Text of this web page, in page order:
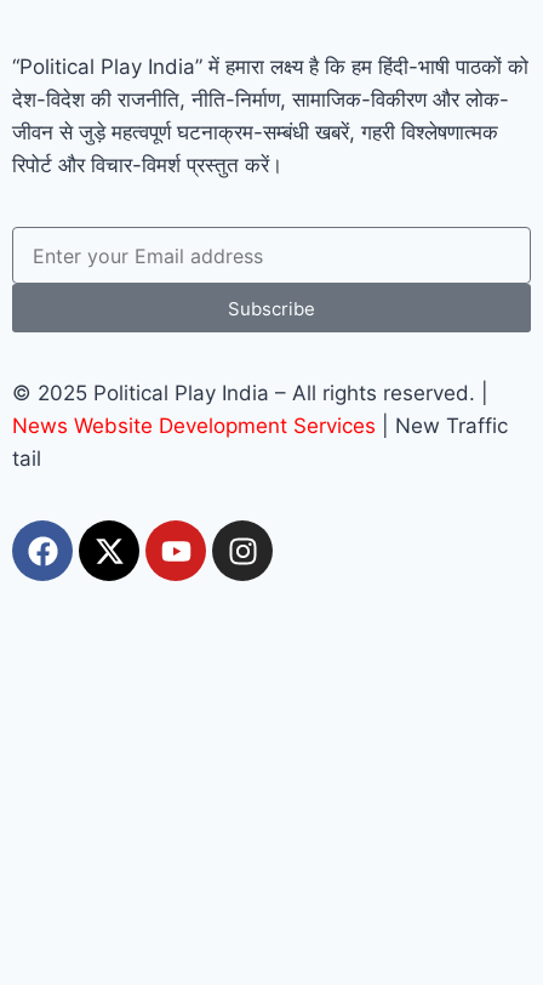
“Political Play India” में हमारा लक्ष्य है कि हम हिंदी-भाषी पाठकों को
देश-विदेश की राजनीति, नीति-निर्माण, सामाजिक-विकीरण और लोक-
जीवन से जुड़े महत्वपूर्ण घटनाक्रम-सम्बंधी खबरें, गहरी विश्लेषणात्मक
रिपोर्ट और विचार-विमर्श प्रस्तुत करें।
Subscribe
© 2025 Political Play India – All rights reserved. |
News Website Development Services | New Traffic
tail